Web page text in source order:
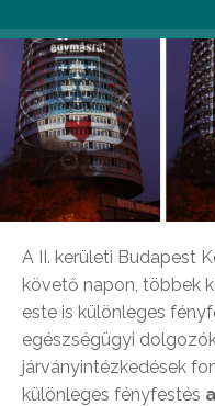
A II. kerületi Budapest
követő napon, többek
este is különleges
egészségügyi
járványintézkedések
különleges fényfestés